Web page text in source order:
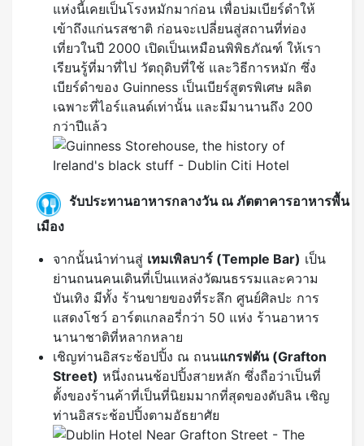
แห่งนี้เคยเป็นโรงหมักมาก่อน เพื่อบ่มเบียร์ดำให้
เข้าถึงแก่นรสชาติ ก่อนจะเปลี่ยนสู่สถานที่ท่อง
เที่ยวในปี 2000 เปิดเป็นเหมือนพิพิธภัณฑ์ ให้เรา
เรียนรู้ที่มาที่ไป วัตถุดิบที่ใช้ และวิธีการหมัก ซึ่ง
เบียร์ดำของ Guinness เป็นเบียร์สูตรพิเศษ ผลิต
เฉพาะที่ไอร์แลนด์เท่านั้น และมีมานานถึง 200
กว่าปีแล้ว
รับประทานอาหารกลางวัน ณ ภัตตาคารอาหารพื้น
เมือง
จากนั้นนำท่านสู่ เทมเพิลบาร์ (Temple Bar) เป็น
ย่านถนนคนเดินที่เป็นแหล่งวัฒนธรรมและความ
บันเทิง มีทั้ง ร้านขายของที่ระลึก ศูนย์ศิลปะ การ
แสดงโชว์ อาร์ตแกลอรี่กว่า 50 แห่ง ร้านอาหาร
นานาชาติที่หลากหลาย
เชิญท่านอิสระช้อปปิ้ง ณ ถนนแกรฟตัน (Grafton
Street) หนึ่งถนนช้อปปิ้งสายหลัก ซึ่งถือว่าเป็นที่
ตั้งของร้านค้าที่เป็นที่นิยมมากที่สุดของดับลิน เชิญ
ท่านอิสระช้อปปิ้งตามอัธยาศัย